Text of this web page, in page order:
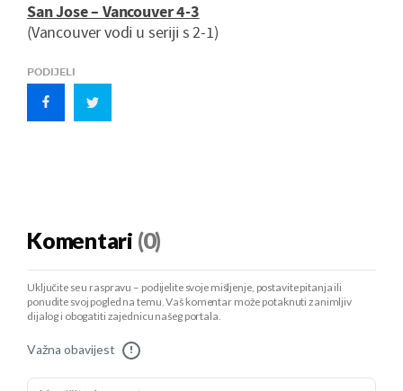
San Jose – Vancouver 4-3
(Vancouver vodi u seriji s 2-1)
PODIJELI
Komentari (0)
Uključite se u raspravu – podijelite svoje mišljenje, postavite pitanja ili
ponudite svoj pogled na temu. Vaš komentar može potaknuti zanimljiv
dijalog i obogatiti zajednicu našeg portala.
Važna obavijest !